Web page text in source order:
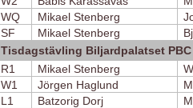
WQ
Mikael Stenberg
SF
Mikael Stenberg
Tisdagstävling Biljardpalatset PBC
R1
Mikael Stenberg
W1
Jörgen Haglund
L1
Batzorig Dorj